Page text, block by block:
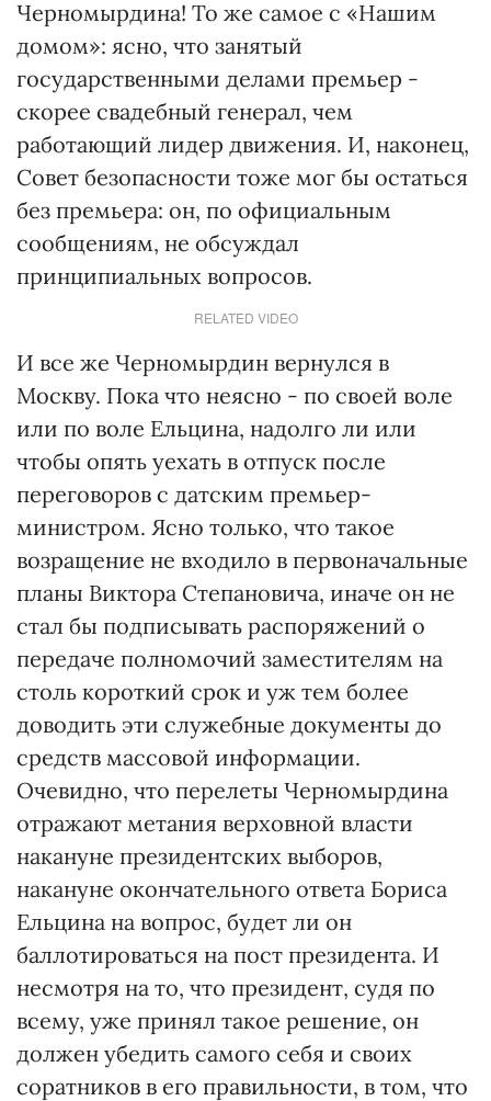
Черномырдина! То же самое с «Нашим
домом»: ясно, что занятый
государственными делами премьер -
скорее свадебный генерал, чем
работающий лидер движения. И, наконец,
Совет безопасности тоже мог бы остаться
без премьера: он, по официальным
сообщениям, не обсуждал
принципиальных вопросов.
RELATED VIDEO
И все же Черномырдин вернулся в
Москву. Пока что неясно - по своей воле
или по воле Ельцина, надолго ли или
чтобы опять уехать в отпуск после
переговоров с датским премьер-
министром. Ясно только, что такое
возращение не входило в первоначальные
планы Виктора Степановича, иначе он не
стал бы подписывать распоряжений о
передаче полномочий заместителям на
столь короткий срок и уж тем более
доводить эти служебные документы до
средств массовой информации.
Очевидно, что перелеты Черномырдина
отражают метания верховной власти
накануне президентских выборов,
накануне окончательного ответа Бориса
Ельцина на вопрос, будет ли он
баллотироваться на пост президента. И
несмотря на то, что президент, судя по
всему, уже принял такое решение, он
должен убедить самого себя и своих
соратников в его правильности, в том, что